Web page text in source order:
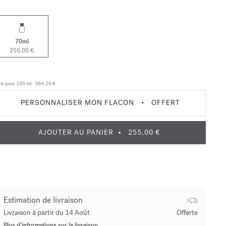
70ml
255,00 €
pour 100 ml : 364,29 €
PERSONNALISER MON FLACON • OFFERT
AJOUTER AU PANIER 255,00 €
Estimation de livraison
Livraison à partir du 14 Août Offerte